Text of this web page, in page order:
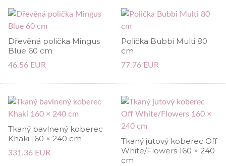
Dřevěná polička Mingus
Blue 60 cm
46.56 EUR
Polička Bubbi Multi 80
cm
77.76 EUR
Tkaný bavlnený koberec
Khaki 160 × 240 cm
331.36 EUR
Tkaný jutový koberec Off
White/Flowers 160 × 240
cm